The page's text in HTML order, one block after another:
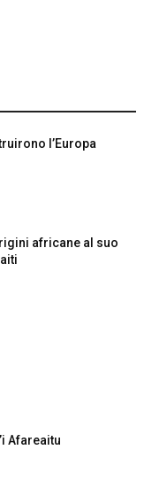
l’Europa
africane al suo
Afareaitu